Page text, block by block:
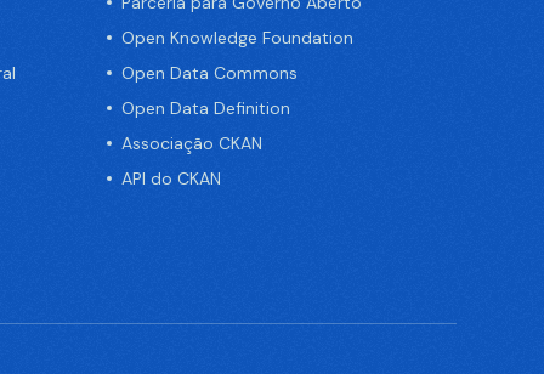
Open Knowledge Foundation
Open Data Commons
Open Data Definition
Associação CKAN
API do CKAN